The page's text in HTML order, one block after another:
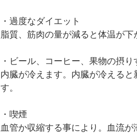
便秘、下痢、排尿異常
呼吸器の症状、過呼吸、過換気症
・過度なダイエット
脂質、筋肉の量が減ると体温が下
・ビール、コーヒー、果物の摂
内臓が冷えます。内臓が冷える
す。
・喫煙
血管か収縮する事により。血流が